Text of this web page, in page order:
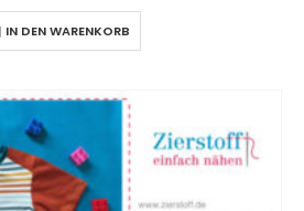
IN DEN WARENKORB